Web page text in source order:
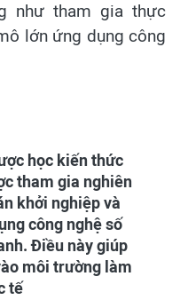
như tham gia thực
lớn ứng dụng công
học kiến thức
tham gia nghiên
khởi nghiệp và
công nghệ số
Điều này giúp
môi trường làm
tế